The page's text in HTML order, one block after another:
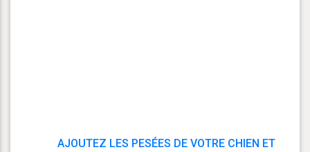
AJOUTEZ LES PESÉES DE VOTRE CHIEN ET